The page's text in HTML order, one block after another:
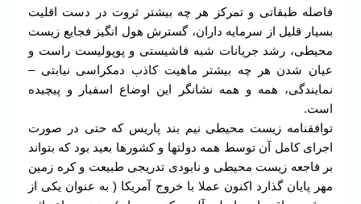
فاصله طبقاتی و تمرکز هر چه بیشتر ثروت در دست اقلیت
بسیار قلیل از سرمایه داران، گسترش هول انگیز فجایع زیست
محیطی، رشد جریانات شبه فاشیستی و پوپولیست راست و
عیان شدن هر چه بیشتر ماهیت کاذب دمکراسی نیابتی –
نمایندگی، همه و همه نشانگر این اوضاع اسفبار و پیچیده
است.
توافقنامه زیست محیطی نیم بند پاریس که حتی در صورت
اجرای کامل آن توسط همه دولتها و کشورها بعید بود که بتواند
بر فاجعه زیست محیطی و نابودی تدریجی طبیعت و کره زمین
مهر پایان گذارد اکنون عملا با خروج آمریکا ( به عنوان یکی از